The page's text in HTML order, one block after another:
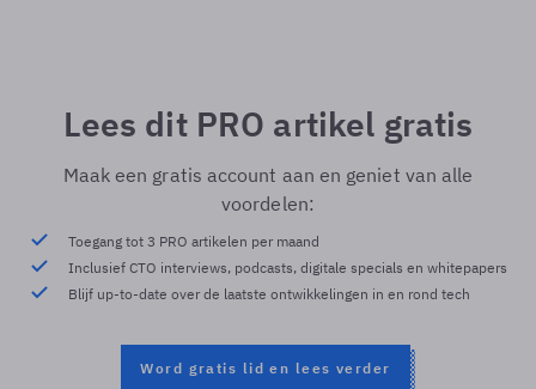
Lees dit PRO artikel gratis
Maak een gratis account aan en geniet van alle
voordelen:
Toegang tot 3 PRO artikelen per maand
Inclusief CTO interviews, podcasts, digitale specials en whitepapers
Blijf up-to-date over de laatste ontwikkelingen in en rond tech
Word gratis lid en lees verder